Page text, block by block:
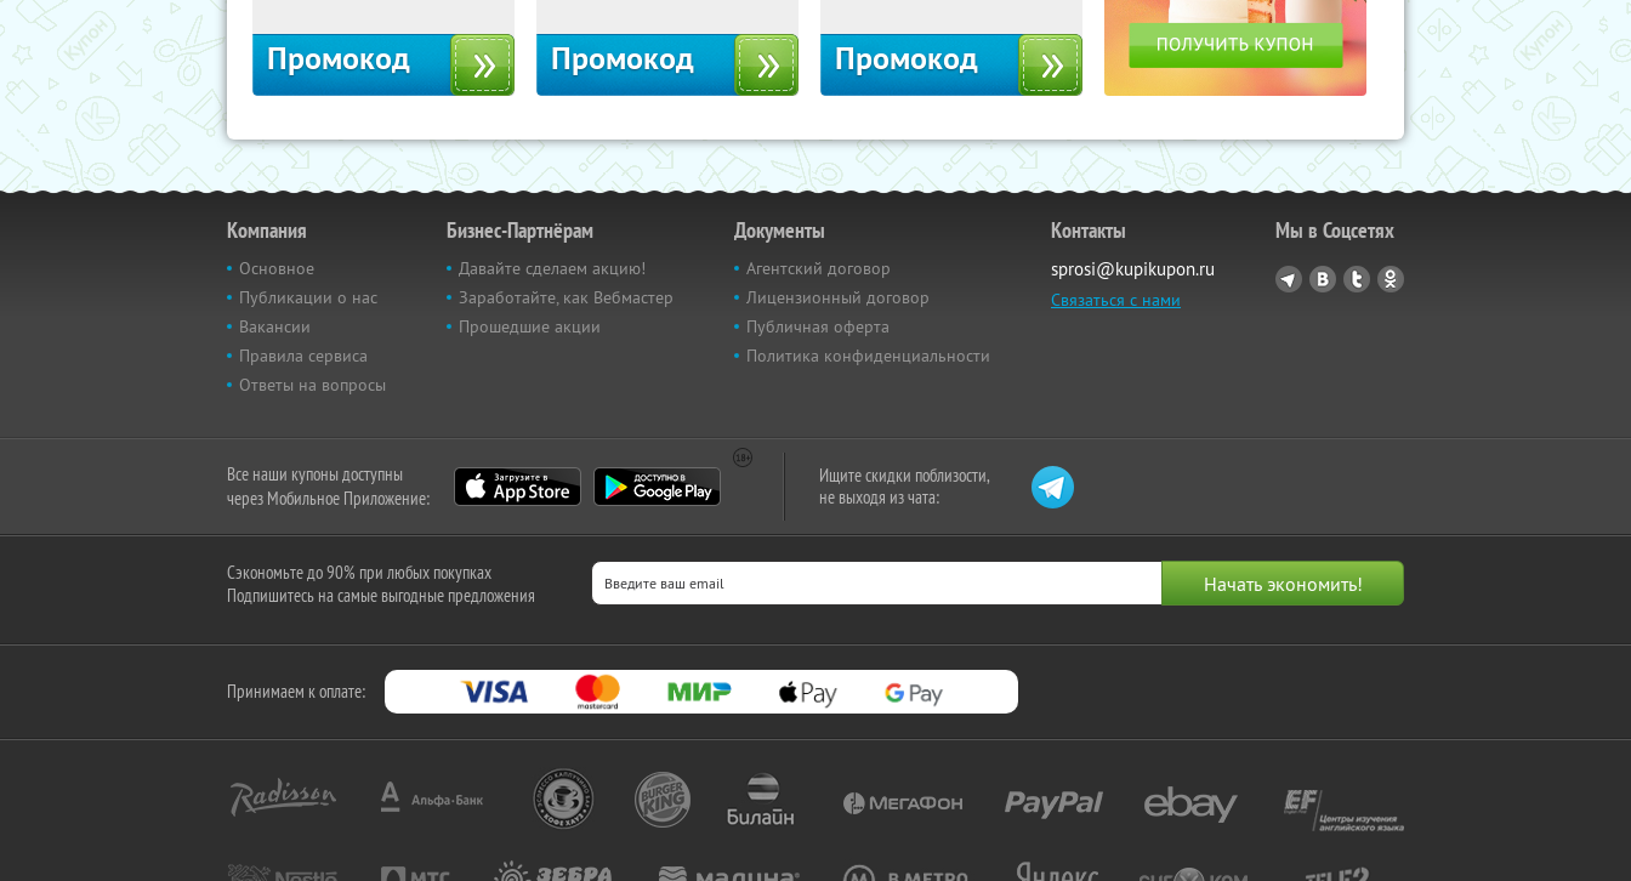
Промокод Промокод Промокод
Компания
Основное
Публикации о нас
Вакансии
Правила сервиса
Ответы на вопросы
Бизнес-Партнёрам
Давайте сделаем акцию!
Заработайте, как Вебмастер
Прошедшие акции
Документы
Агентский договор
Лицензионный договор
Публичная оферта
Политика конфиденциальности
Контакты
sprosi@kupikupon.ru
Связаться с нами
Мы в Соцсетях
Все наши купоны доступны
через Мобильное Приложение:
Ищите скидки поблизости,
не выходя из чата:
Сэкономьте до 90% при любых покупках
Подпишитесь на самые выгодные предложения
Принимаем к оплате: